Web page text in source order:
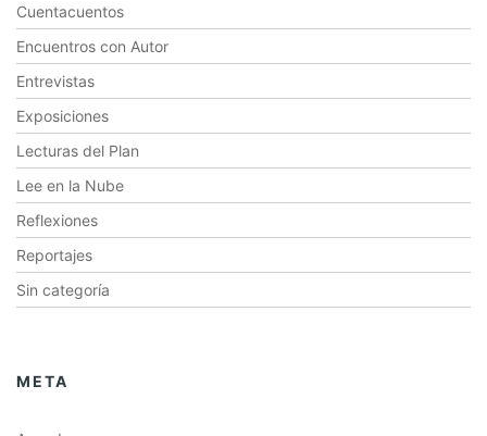
Cuentacuentos
Encuentros con Autor
Entrevistas
Exposiciones
Lecturas del Plan
Lee en la Nube
Reflexiones
Reportajes
Sin categoría
META